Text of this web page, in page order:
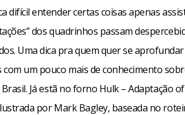
difícil entender certas coisas apenas
dos quadrinhos passam
Uma dica pra quem quer se
um pouco mais de conhecimento
Já estã no forno Hulk – Adaptação
por Mark Bagley, baseada no